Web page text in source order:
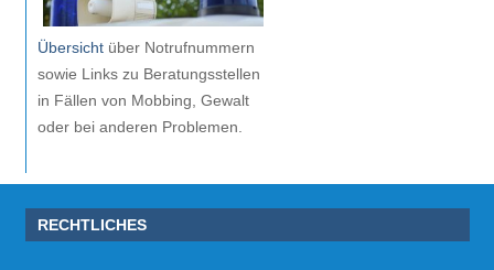
Übersichtüber Notrufnummern
sowie Links zu Beratungsstellen
in Fällen von Mobbing, Gewalt
oder bei anderen Problemen.
RECHTLICHES